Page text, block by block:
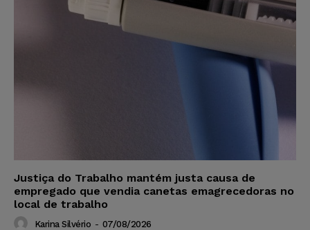
Justiça do Trabalho mantém justa causa de
empregado que vendia canetas emagrecedoras no
local de trabalho
Karina Silvério - 07/08/2026